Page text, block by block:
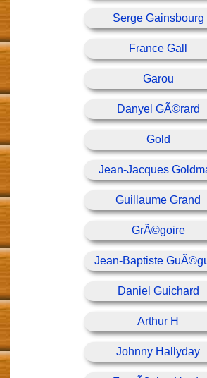
Serge Gainsbourg
France Gall
Garou
Danyel GÃ©rard
Gold
Jean-Jacques
Guillaume Grand
GrÃ©goire
Jean-Baptiste
Daniel Guichard
Arthur H
Johnny Hallyday